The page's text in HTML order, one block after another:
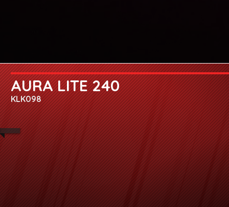
AURA LITE 240
KLK098